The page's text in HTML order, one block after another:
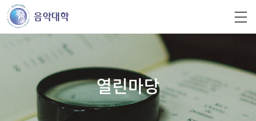
열린마당